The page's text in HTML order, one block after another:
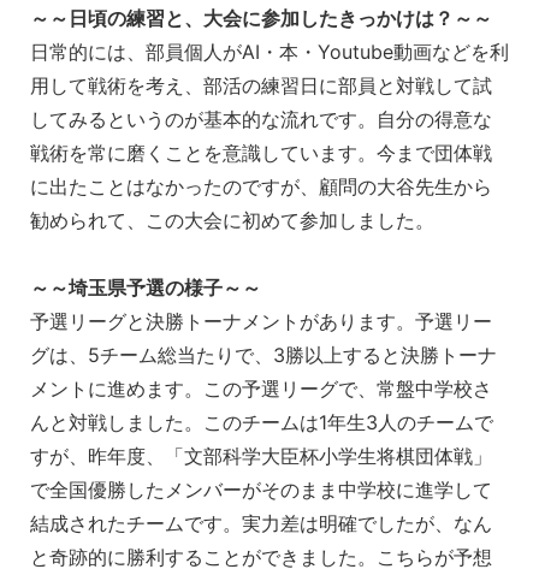
～～日頃の練習と、大会に参加したきっかけは？～～
日常的には、部員個人がAI・本・Youtube動画などを利
用して戦術を考え、部活の練習日に部員と対戦して試
してみるというのが基本的な流れです。自分の得意な
戦術を常に磨くことを意識しています。今まで団体戦
に出たことはなかったのですが、顧問の大谷先生から
勧められて、この大会に初めて参加しました。
～～埼玉県予選の様子～～
予選リーグと決勝トーナメントがあります。予選リー
グは、5チーム総当たりで、3勝以上すると決勝トーナ
メントに進めます。この予選リーグで、常盤中学校さ
んと対戦しました。このチームは1年生3人のチームで
すが、昨年度、「文部科学大臣杯小学生将棋団体戦」
で全国優勝したメンバーがそのまま中学校に進学して
結成されたチームです。実力差は明確でしたが、なん
と奇跡的に勝利することができました。こちらが予想